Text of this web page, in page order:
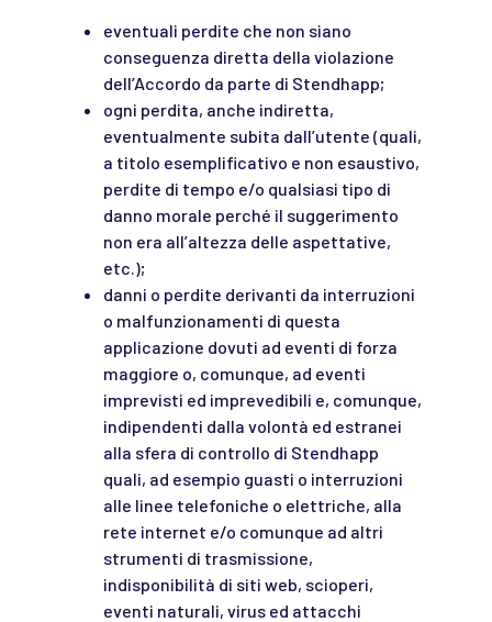
eventuali perdite che non siano
conseguenza diretta della violazione
dell’Accordo da parte di Stendhapp;
ogni perdita, anche indiretta,
eventualmente subita dall’utente (quali,
a titolo esemplificativo e non esaustivo,
perdite di tempo e/o qualsiasi tipo di
danno morale perché il suggerimento
non era all’altezza delle aspettative,
etc.);
danni o perdite derivanti da interruzioni
o malfunzionamenti di questa
applicazione dovuti ad eventi di forza
maggiore o, comunque, ad eventi
imprevisti ed imprevedibili e, comunque,
indipendenti dalla volontà ed estranei
alla sfera di controllo di Stendhapp
quali, ad esempio guasti o interruzioni
alle linee telefoniche o elettriche, alla
rete internet e/o comunque ad altri
strumenti di trasmissione,
indisponibilità di siti web, scioperi,
eventi naturali, virus ed attacchi